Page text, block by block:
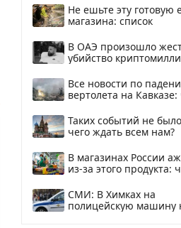
Не ешьте эту готовую
магазина: список
В ОАЭ произошло
убийство
Все новости по
вертолета на Кавказе:
Таких событий не
чего ждать всем нам?
В магазинах России
из-за этого продукта:
СМИ: В Химках на
полицейскую машину